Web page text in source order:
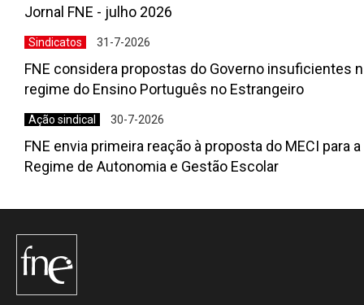
Jornal FNE - julho 2026
Sindicatos 31-7-2026
FNE considera propostas do Governo insuficientes
regime do Ensino Português no Estrangeiro
Ação sindical 30-7-2026
FNE envia primeira reação à proposta do MECI para
Regime de Autonomia e Gestão Escolar